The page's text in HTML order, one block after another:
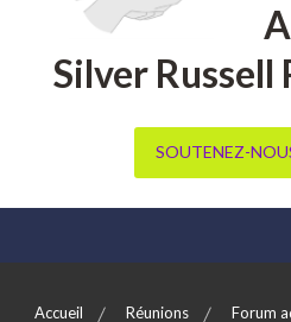
Silver Russell
SOUTENEZ-
Accueil Réunions Forum